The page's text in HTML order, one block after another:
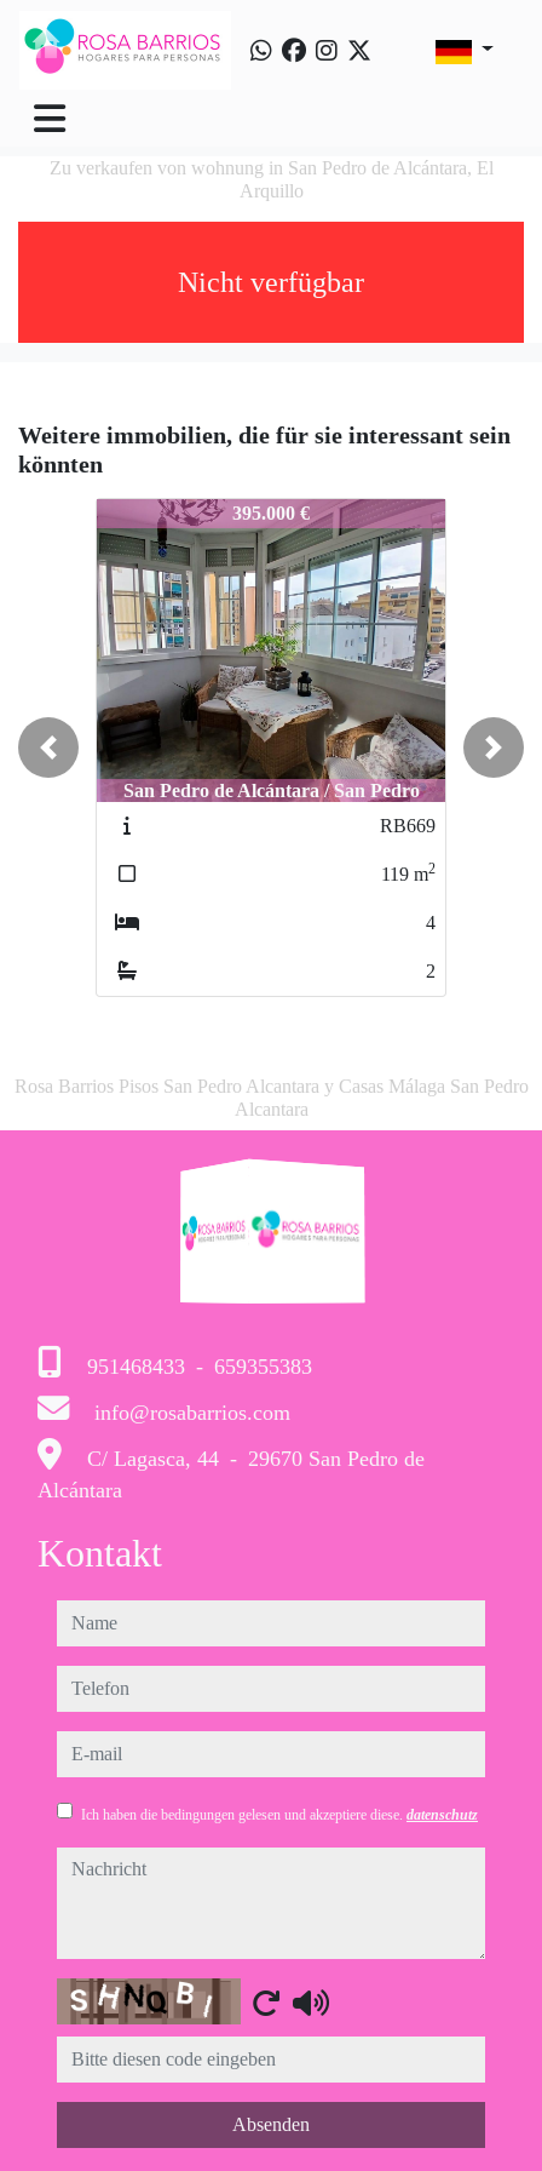
Zu verkaufen von wohnung in San Pedro de Alcántara, El
Arquillo
Nicht verfügbar
Weitere immobilien, die für sie interessant sein
könnten
RB1069
395.000 €
San Pedro de Alcántara / San Pedro
RB669
119 m2
4
2
Previous Next
Rosa Barrios Pisos San Pedro Alcantara y Casas Málaga San Pedro
Alcantara
951468433 - 659355383
info@rosabarrios.com
C/ Lagasca, 44 - 29670 San Pedro de
Alcántara
Kontakt
name
telefon
e-mail
Ich haben die bedingungen gelesen und akzeptiere diese. datenschutz
nachricht
Captcha
Absenden